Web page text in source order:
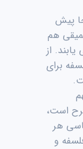
پیش
هم
از
برای
است،
هر
و